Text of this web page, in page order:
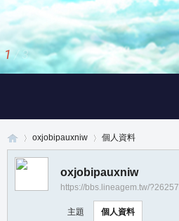
1 / 3
oxjobipauxniw 個人資料
oxjobipauxniw
https://bbs.lineagem.tw/?26257
主題 個人資料